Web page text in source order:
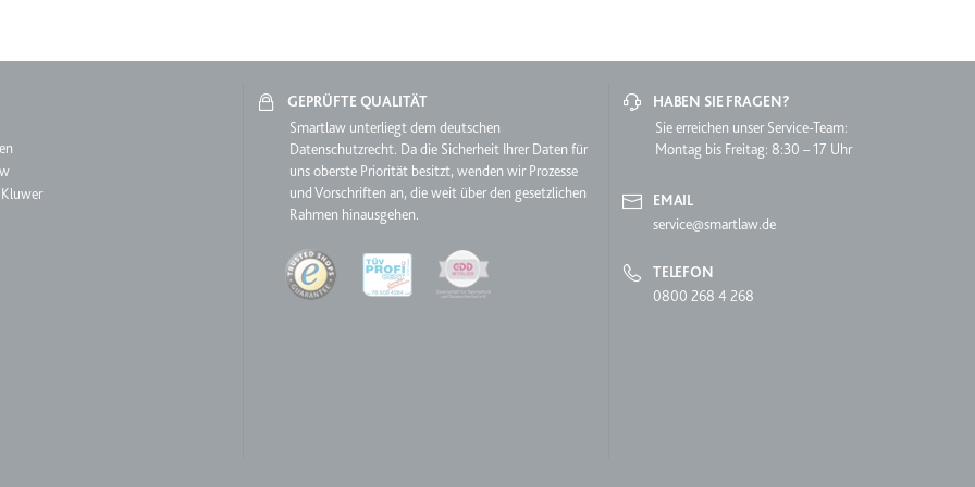
um die Interaktion der Nutzer mit eingebetteten Inhalten zu verfolgen.
um die Interaktion der Nutzer mit eingebetteten Inhalten zu verfolgen.
GEPRÜFTE QUALITÄT
Smartlaw unterliegt dem deutschen
Datenschutzrecht. Da die Sicherheit Ihrer Daten für
uns oberste Priorität besitzt, wenden wir Prozesse
und Vorschriften an, die weit über den gesetzlichen
Rahmen hinausgehen.
Quality
HABEN SIE FRAGEN?
Sie erreichen unser Service-Team:
Montag bis Freitag: 8:30 – 17 Uhr
EMAIL
service@smartlaw.de
TELEFON
0800 268 4 268